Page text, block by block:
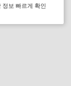
정보 빠르게 확인